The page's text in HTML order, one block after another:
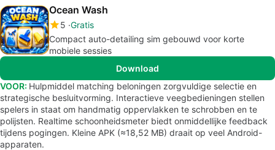
Ocean Wash
5 Gratis
Compact auto-detailing sim gebouwd voor korte
mobiele sessies
Download
VOOR: Hulpmiddel matching beloningen zorgvuldige selectie en
strategische besluitvorming. Interactieve veegbedieningen stellen
spelers in staat om handmatig oppervlakken te schrobben en te
polijsten. Realtime schoonheidsmeter biedt onmiddellijke feedback
tijdens pogingen. Kleine APK (≈18,52 MB) draait op veel Android-
apparaten.